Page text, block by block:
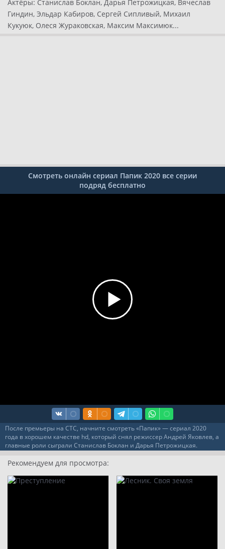
Актёры: Станислав Боклан, Дарья Петрожицкая, Вячеслав
Гиндин, Эльдар Кабиров, Сергей Сипливый, Михаил
Кукуюк, Олеся Жураковская, Максим Максимюк...
Смотреть онлайн сериал Папик 2020 все серии
подряд бесплатно
После премьеры на СТС, начните смотреть «Папик» — сериал 2020
года в хорошем качестве hd, который снял режиссер Андрей Яковлев, а
главные роли сыграли Станислав Боклан и Дарья Петрожицкая.
Рекомендуем для просмотра: